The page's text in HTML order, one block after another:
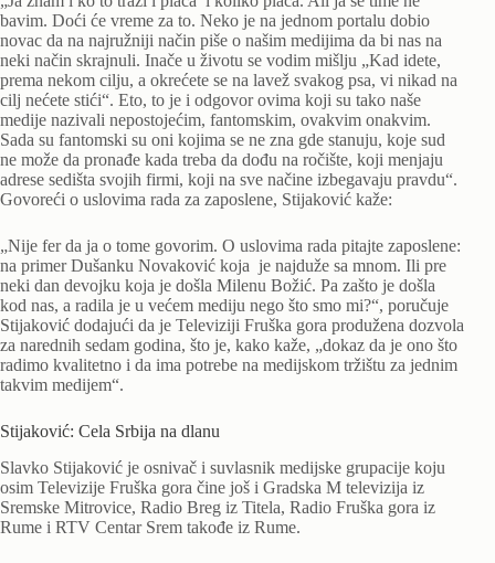
bavim. Doći će vreme za to. Neko je na jednom portalu dobio
novac da na najružniji način piše o našim medijima da bi nas na
neki način skrajnuli. Inače u životu se vodim mišlju „Kad idete,
prema nekom cilju, a okrećete se na lavež svakog psa, vi nikad na
cilj nećete stići“. Eto, to je i odgovor ovima koji su tako naše
medije nazivali nepostojećim, fantomskim, ovakvim onakvim.
Sada su fantomski su oni kojima se ne zna gde stanuju, koje sud
ne može da pronađe kada treba da dođu na ročište, koji menjaju
adrese sedišta svojih firmi, koji na sve načine izbegavaju pravdu“.
Govoreći o uslovima rada za zaposlene, Stijaković kaže:
„Nije fer da ja o tome govorim. O uslovima rada pitajte zaposlene:
na primer Dušanku Novaković koja je najduže sa mnom. Ili pre
neki dan devojku koja je došla Milenu Božić. Pa zašto je došla
kod nas, a radila je u većem mediju nego što smo mi?“, poručuje
Stijaković dodajući da je Televiziji Fruška gora produžena dozvola
za narednih sedam godina, što je, kako kaže, „dokaz da je ono što
radimo kvalitetno i da ima potrebe na medijskom tržištu za jednim
takvim medijem“.
Stijaković: Cela Srbija na dlanu
Slavko Stijaković je osnivač i suvlasnik medijske grupacije koju
osim Televizije Fruška gora čine još i Gradska M televizija iz
Sremske Mitrovice, Radio Breg iz Titela, Radio Fruška gora iz
Rume i RTV Centar Srem takođe iz Rume.